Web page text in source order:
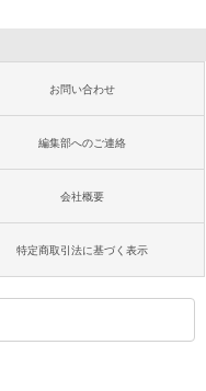
お問い合わせ
編集部へのご連絡
会社概要
特定商取引法に基づく表示